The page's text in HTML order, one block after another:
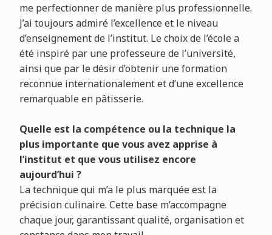
me perfectionner de manière plus professionnelle.
J’ai toujours admiré l’excellence et le niveau
d’enseignement de l’institut. Le choix de l’école a
été inspiré par une professeure de l’université,
ainsi que par le désir d’obtenir une formation
reconnue internationalement et d’une excellence
remarquable en pâtisserie.
Quelle est la compétence ou la technique la
plus importante que vous avez apprise à
l’institut et que vous utilisez encore
aujourd’hui ?
La technique qui m’a le plus marquée est la
précision culinaire. Cette base m’accompagne
chaque jour, garantissant qualité, organisation et